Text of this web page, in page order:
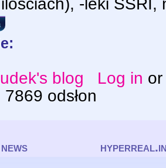
-leki SSRI,
blog
Log in
7869 odsłon